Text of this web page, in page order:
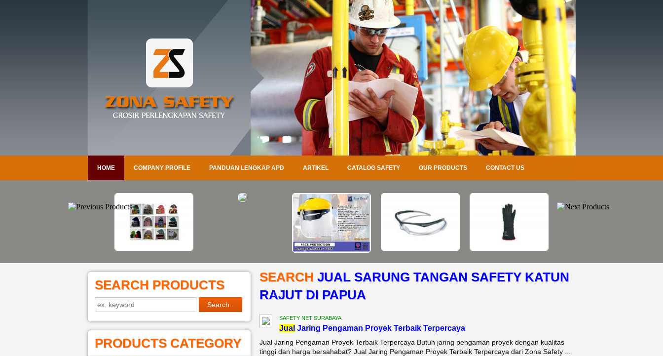
HOME COMPANY PROFILE PANDUAN LENGKAP APD ARTIKEL CATALOG SAFETY OUR PRODUCTS CONTACT US
SEARCH PRODUCTS
PRODUCTS CATEGORY
SEARCH JUAL SARUNG TANGAN SAFETY KATUN
RAJUT DI PAPUA
SAFETY NET SURABAYA
Jual Jaring Pengaman Proyek Terbaik Terpercaya
Jual Jaring Pengaman Proyek Terbaik Terpercaya Butuh jaring pengaman proyek dengan kualitas
tinggi dan harga bersahabat? Jual Jaring Pengaman Proyek Terbaik Terpercaya dari Zona Safety ...